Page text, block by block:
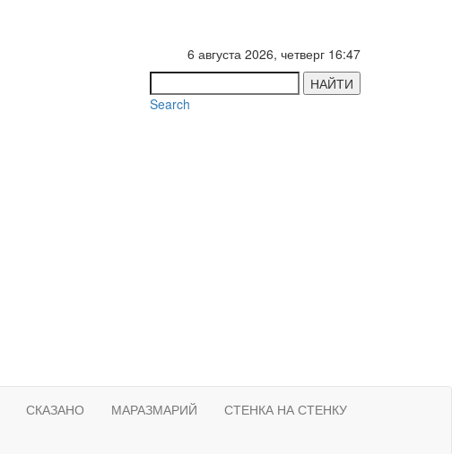
6 августа 2026, четверг 16:47
НАЙТИ
Search
СКАЗАНО МАРАЗМАРИЙ СТЕНКА НА СТЕНКУ